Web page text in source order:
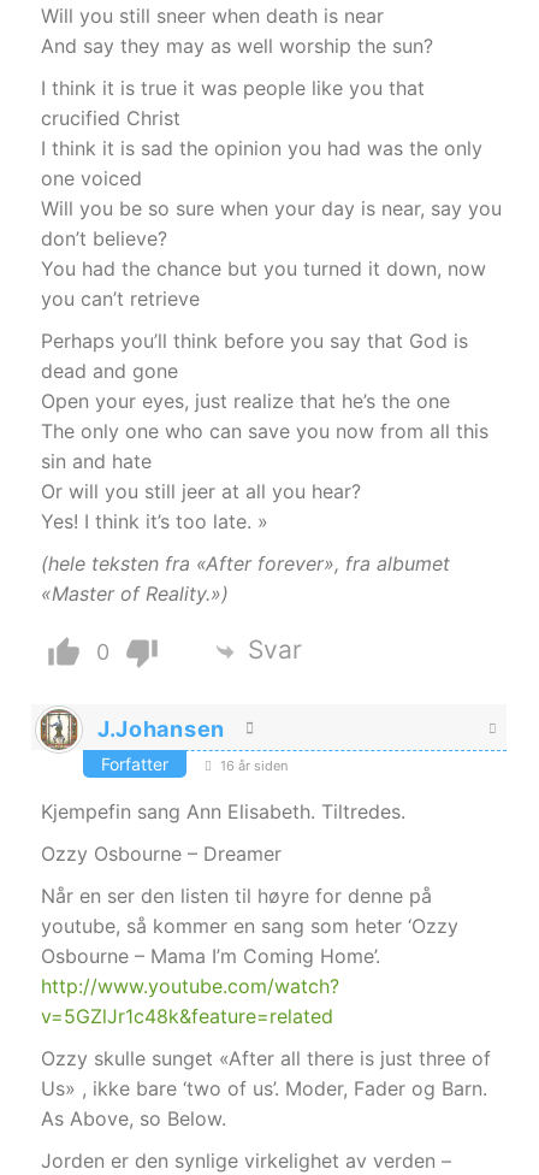
Will you still sneer when death is near
And say they may as well worship the sun?
I think it is true it was people like you that
crucified Christ
I think it is sad the opinion you had was the only
one voiced
Will you be so sure when your day is near, say you
don’t believe?
You had the chance but you turned it down, now
you can’t retrieve
Perhaps you’ll think before you say that God is
dead and gone
Open your eyes, just realize that he’s the one
The only one who can save you now from all this
sin and hate
Or will you still jeer at all you hear?
Yes! I think it’s too late. »
(hele teksten fra «After forever», fra albumet
«Master of Reality.»)
0 Svar
J.Johansen
Forfatter 16 år siden
Kjempefin sang Ann Elisabeth. Tiltredes.
Ozzy Osbourne – Dreamer
Når en ser den listen til høyre for denne på
youtube, så kommer en sang som heter ‘Ozzy
Osbourne – Mama I’m Coming Home’.
http://www.youtube.com/watch?
v=5GZlJr1c48k&feature=related
Ozzy skulle sunget «After all there is just three of
Us» , ikke bare ‘two of us’. Moder, Fader og Barn.
As Above, so Below.
Jorden er den synlige virkelighet av verden –